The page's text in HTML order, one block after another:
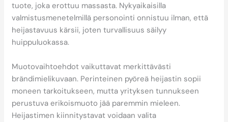
tuote, joka erottuu massasta. Nykyaikaisilla
valmistusmenetelmillä personointi onnistuu ilman, että
heijastavuus kärsii, joten turvallisuus säilyy
huippuluokassa.
Muotovaihtoehdot vaikuttavat merkittävästi
brändimielikuvaan. Perinteinen pyöreä heijastin sopii
moneen tarkoitukseen, mutta yrityksen tunnukseen
perustuva erikoismuoto jää paremmin mieleen.
Heijastimen kiinnitystavat voidaan valita